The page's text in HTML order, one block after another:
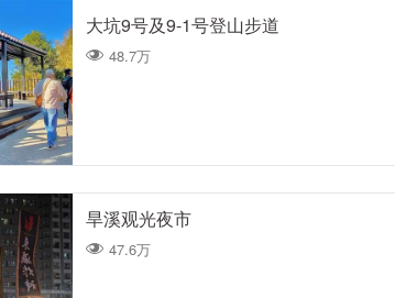
大坑9号及9-1号登山步道
48.7万
旱溪观光夜市
47.6万